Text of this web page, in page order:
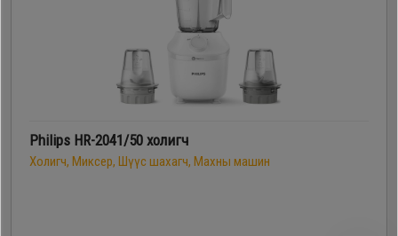
Philips HR-2041/50 холигч
Холигч, Миксер, Шүүс шахагч, Махны машин